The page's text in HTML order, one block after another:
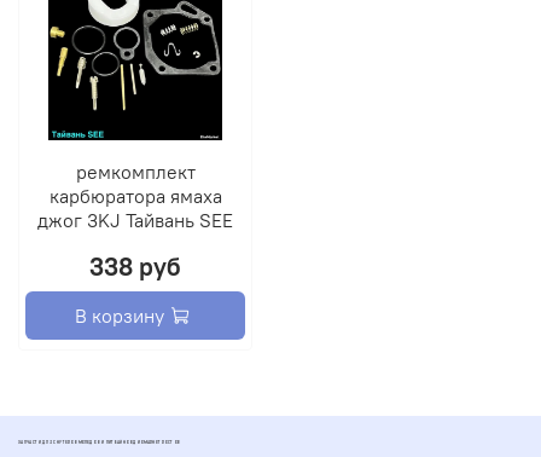
ремкомплект
карбюратора ямаха
джог 3KJ Тайвань SEE
338 руб
В корзину
ЗАПЧАСТИ ДЛЯ СКУТЕРОВ МОПЕДОВ И ПИТБАЙКОВ ДИОМАРКЕТ РОСТОВ